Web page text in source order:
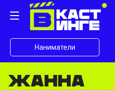
Наниматели
Жанна